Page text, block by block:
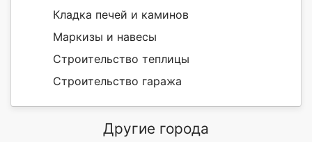
Кладка печей и каминов
Маркизы и навесы
Строительство теплицы
Строительство гаража
Другие города